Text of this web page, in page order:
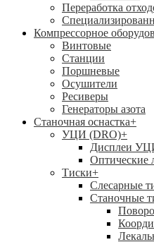
Переработка
Компрессорное
Винтовые
Станции
Поршневые
Осушители
Ресиверы
Генераторы азота
Станочная оснастка+
УЦИ (DRO)+
Дисплеи
Оптические
Тиски+
Слесарные
Станочные